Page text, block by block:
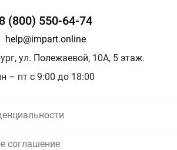
8 (800) 550-64-74
help@impart.online
ул. Полежаевой, 10А, 5 этаж.
– пт с 9:00 до 18:00
соглашение